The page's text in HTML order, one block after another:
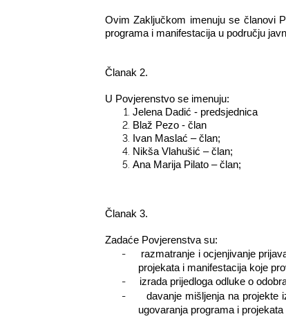
Ovim Zaključkom imenuju se članovi
programa i manifestacija u području
Članak 2.
U Povjerenstvo se imenuju:
Jelena Dadić - predsjednica
Blaž Pezo - član
Ivan Maslać – član;
Nikša Vlahušić – član;
Ana Marija Pilato – član;
Članak 3.
Zadaće Povjerenstva su:
-
razmatranje i ocjenjivanje
projekata i manifestacija koje
- izrada prijedloga odluke o
-
davanje mišljenja na projekte
ugovaranja programa i